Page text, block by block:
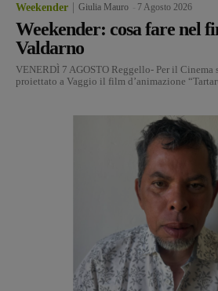
Weekender Giulia Mauro 7 Agosto 2026
Weekender: cosa fare nel
Valdarno
VENERDÌ 7 AGOSTO Reggello- Per il Cinema
proiettato a Vaggio il film d’animazione